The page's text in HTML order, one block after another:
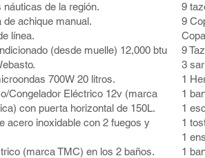
náuticas de la región.
de achique manual.
línea.
(desde muelle) 12,000 btu
700W 20 litros.
Congelador Eléctrico 12v (marca
con puerta horizontal de 150L.
acero inoxidable con 2 fuegos y
(marca TMC) en los 2 baños.
9
9
9
3
1
1
1
1
1
1